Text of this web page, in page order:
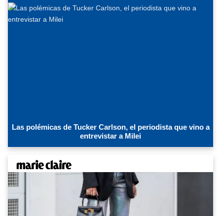
Las polémicas de Tucker Carlson, el periodista que vino a
entrevistar a Milei